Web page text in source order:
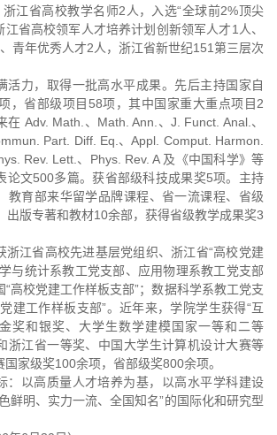
江省高校教学名师2人，入选“全球前2%顶尖
江省高校领军人才培养计划创新领军人才1人、
青年优秀人才2人，浙江省新世纪151第三层次
活力，取得一批高水平成果。先后主持国家自
，省部级项目58项，其中国家重大重点项目2
在 Adv. Math.、Math. Ann.、J. Funct. Anal.、
Part. Diff. Eq.、Appl. Comput. Harmon.
Rev. Lett.、Phys. Rev. A 及《中国科学》等
论文500多篇。获省部级科技成果奖5项。主持
教育部来华留学品牌课程、省一流课程、省级
出版专著和教材10余部，获得省级教学成果奖3
浙江省高校先进基层党组织、浙江省“高校党建
与统计系教工党支部、应用物理系教工党支部
高校党建工作样板支部”；数据科学系教工党支
建工作样板支部”。近年来，学院学生获得“互
奖和银奖、大学生数学建模国家一等和二等
浙江省一等奖、中国大学生计算机设计大赛等
家级奖100余项，省部级奖800余项。
：以高质量人才培养为基，以高水平学科建设
鲜明、实力一流、全国知名”的国际化和研究型